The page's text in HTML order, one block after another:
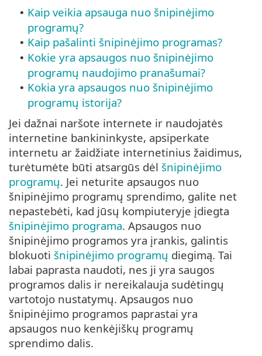
• Kaip veikia apsauga nuo šnipinėjimo
programų?
• Kaip pašalinti šnipinėjimo programas?
• Kokie yra apsaugos nuo šnipinėjimo
programų naudojimo pranašumai?
• Kokia yra apsaugos nuo šnipinėjimo
programų istorija?
Jei dažnai naršote internete ir naudojatės
internetine bankininkyste, apsiperkate
internetu ar žaidžiate internetinius žaidimus,
turėtumėte būti atsargūs dėl šnipinėjimo
programų. Jei neturite apsaugos nuo
šnipinėjimo programų sprendimo, galite net
nepastebėti, kad jūsų kompiuteryje įdiegta
šnipinėjimo programa. Apsaugos nuo
šnipinėjimo programos yra įrankis, galintis
blokuoti šnipinėjimo programų diegimą. Tai
labai paprasta naudoti, nes ji yra saugos
programos dalis ir nereikalauja sudėtingų
vartotojo nustatymų. Apsaugos nuo
šnipinėjimo programos paprastai yra
apsaugos nuo kenkėjiškų programų
sprendimo dalis.